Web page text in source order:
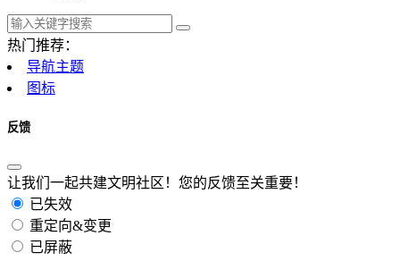
热门推荐：
导航主题
图标
反馈
让我们一起共建文明社区！您的反馈至关重要！
已失效
重定向&变更
已屏蔽